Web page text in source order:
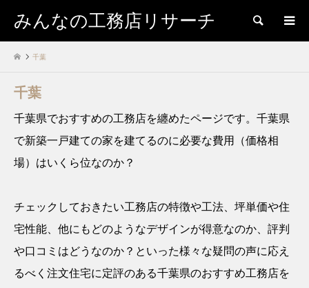
みんなの工務店リサーチ 検索
千葉
千葉
千葉県でおすすめの工務店を纏めたページです。千葉県
で新築一戸建ての家を建てるのに必要な費用（価格相
場）はいくら位なのか？
チェックしておきたい工務店の特徴や工法、坪単価や住
宅性能、他にもどのようなデザインが得意なのか、評判
や口コミはどうなのか？といった様々な疑問の声に応え
るべく注文住宅に定評のある千葉県のおすすめ工務店を